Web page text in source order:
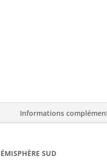
Informations
SUD